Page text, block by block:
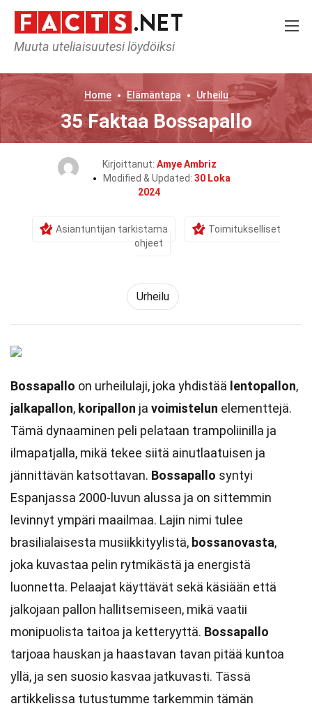
Muuta uteliaisuutesi löydöiksi
Home Elämäntapa Urheilu
35 Faktaa Bossapallo
Kirjoittanut: Amye Ambriz
Modified & Updated: 30 Loka
2024
Asiantuntijan tarkistama
Toimitukselliset
ohjeet
Urheilu
Bossapallo on urheilulaji, joka yhdistää lentopallon,
jalkapallon, koripallon ja voimistelun elementtejä.
Tämä dynaaminen peli pelataan trampoliinilla ja
ilmapatjalla, mikä tekee siitä ainutlaatuisen ja
jännittävän katsottavan. Bossapallo syntyi
Espanjassa 2000-luvun alussa ja on sittemmin
levinnyt ympäri maailmaa. Lajin nimi tulee
brasilialaisesta musiikkityylistä, bossanovasta,
joka kuvastaa pelin rytmikästä ja energistä
luonnetta. Pelaajat käyttävät sekä käsiään että
jalkojaan pallon hallitsemiseen, mikä vaatii
monipuolista taitoa ja ketteryyttä. Bossapallo
tarjoaa hauskan ja haastavan tavan pitää kuntoa
yllä, ja sen suosio kasvaa jatkuvasti. Tässä
artikkelissa tutustumme tarkemmin tämän